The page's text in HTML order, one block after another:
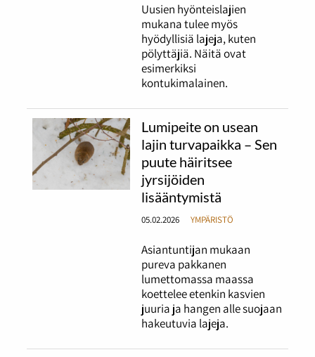
Uusien hyönteislajien
mukana tulee myös
hyödyllisiä lajeja, kuten
pölyttäjiä. Näitä ovat
esimerkiksi
kontukimalainen.
Lumipeite on usean
lajin turvapaikka – Sen
puute häiritsee
jyrsijöiden
lisääntymistä
05.02.2026 YMPÄRISTÖ
Asiantuntijan mukaan
pureva pakkanen
lumettomassa maassa
koettelee etenkin kasvien
juuria ja hangen alle suojaan
hakeutuvia lajeja.